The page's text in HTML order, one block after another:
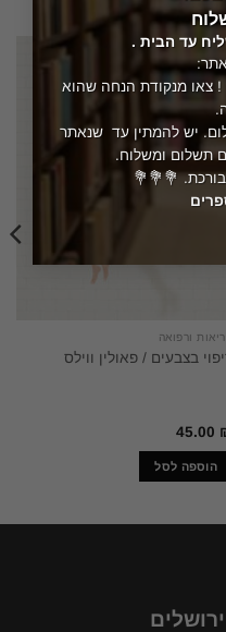
צאו מנקודת הנחה שהוא
יש להמתין עד שנאתר
תשלום ומשלוח.
💐💐💐
ורפואה
בצבעים / פאולין ווילס
45.00
הוספה לסל